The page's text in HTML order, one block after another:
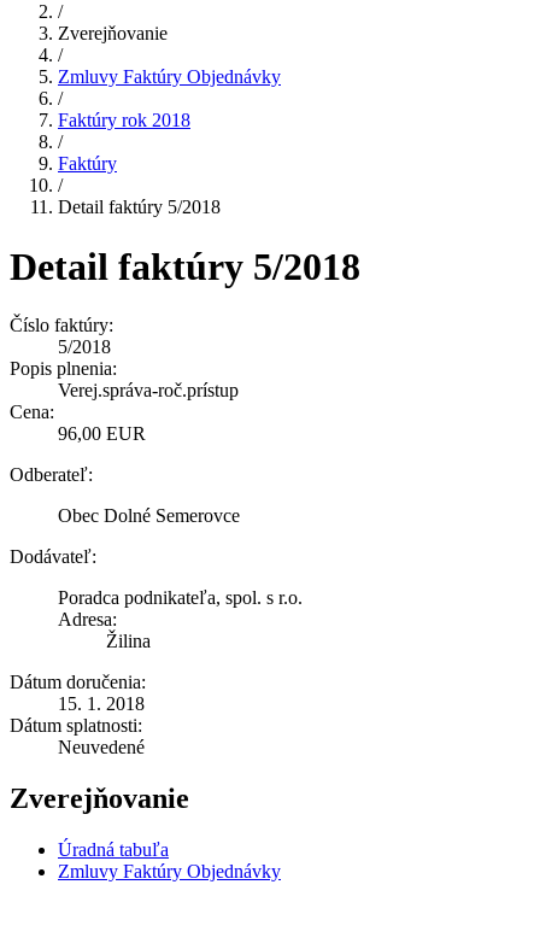
/
Zverejňovanie
/
Zmluvy Faktúry Objednávky
/
Faktúry rok 2018
/
Faktúry
/
Detail faktúry 5/2018
Detail faktúry 5/2018
Číslo faktúry:
5/2018
Popis plnenia:
Verej.správa-roč.prístup
Cena:
96,00 EUR
Odberateľ:
Obec Dolné Semerovce
Dodávateľ:
Poradca podnikateľa, spol. s r.o.
Adresa:
Žilina
Dátum doručenia:
15. 1. 2018
Dátum splatnosti:
Neuvedené
Zverejňovanie
Úradná tabuľa
Zmluvy Faktúry Objednávky